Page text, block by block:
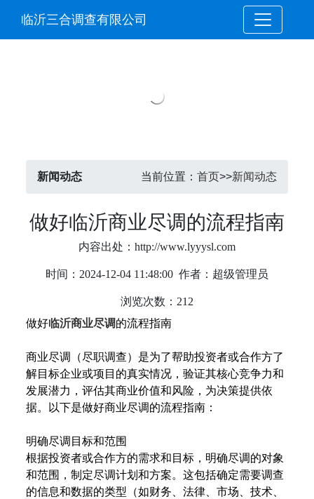
临沂三合调查有限公司
新闻动态 当前位置： 首页>>新闻动态
做好临沂商业尽调的流程指南
内容出处：http://www.lyyysl.com
时间：2024-12-04 11:48:00 作者：超级管理员
浏览次数：212
做好临沂商业尽调的流程指南
商业尽调（尽职调查）是为了帮助投资者或合作方了
解目标企业或项目的真实情况，验证其核心竞争力和
发展潜力，评估其商业价值和风险，为决策提供依
据。以下是做好商业尽调的流程指南：
明确尽调目标和范围
根据投资者或合作方的需求和目标，明确尽调的对象
和范围，制定尽调计划和方案。这包括确定需要调查
的信息和数据的类型（如财务、法律、市场、技术、